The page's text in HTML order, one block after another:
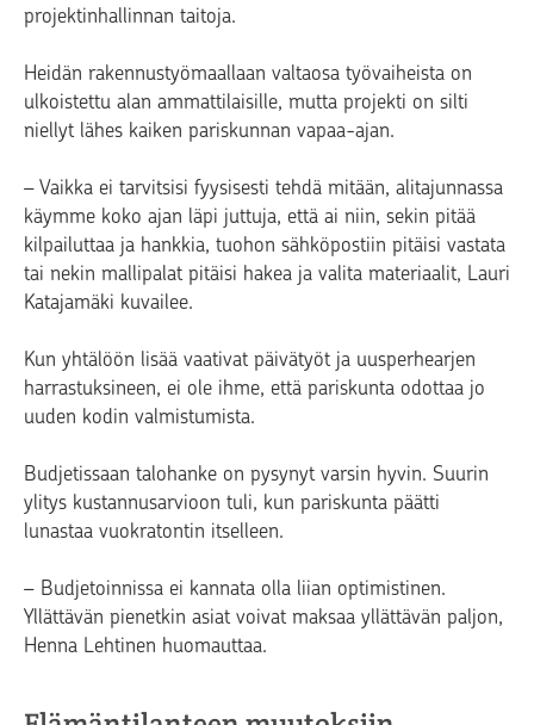
projektinhallinnan taitoja.
Heidän rakennustyömaallaan valtaosa työvaiheista on
ulkoistettu alan ammattilaisille, mutta projekti on silti
niellyt lähes kaiken pariskunnan vapaa-ajan.
– Vaikka ei tarvitsisi fyysisesti tehdä mitään, alitajunnassa
käymme koko ajan läpi juttuja, että ai niin, sekin pitää
kilpailuttaa ja hankkia, tuohon sähköpostiin pitäisi vastata
tai nekin mallipalat pitäisi hakea ja valita materiaalit, Lauri
Katajamäki kuvailee.
Kun yhtälöön lisää vaativat päivätyöt ja uusperhearjen
harrastuksineen, ei ole ihme, että pariskunta odottaa jo
uuden kodin valmistumista.
Budjetissaan talohanke on pysynyt varsin hyvin. Suurin
ylitys kustannusarvioon tuli, kun pariskunta päätti
lunastaa vuokratontin itselleen.
– Budjetoinnissa ei kannata olla liian optimistinen.
Yllättävän pienetkin asiat voivat maksaa yllättävän paljon,
Henna Lehtinen huomauttaa.